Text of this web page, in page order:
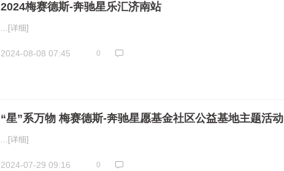
2024梅赛德斯-奔驰星乐汇济南站
... [详细]
2024-08-08 07:45 0
“星”系万物 梅赛德斯-奔驰星愿基金社区公益基地主题活动
... [详细]
2024-07-29 09:16 0